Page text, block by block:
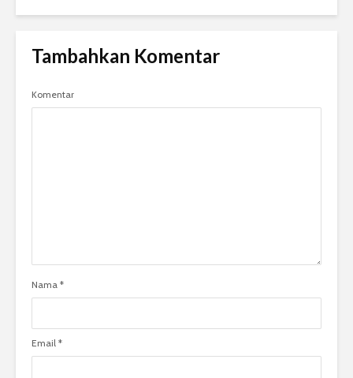
Tambahkan Komentar
Komentar
Nama *
Email *